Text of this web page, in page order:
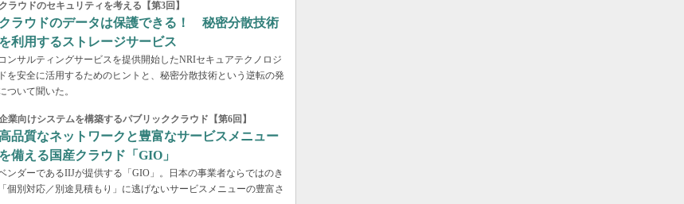
クラウドのセキュリティを考える【第3回】
クラウドのデータは保護できる！ 秘密分散技術
を利用するストレージサービス
ンサルティングサービスを提供開始したNRIセキュアテクノロジ
を安全に活用するためのヒントと、秘密分散技術という逆転の発
ついて聞いた。
業向けシステムを構築するパブリッククラウド【第6回】
品質なネットワークと豊富なサービスメニュー
を備える国産クラウド「GIO」
ンダーであるIIJが提供する「GIO」。日本の事業者ならではのき
個別対応／別途見積もり」に逃げないサービスメニューの豊富さ